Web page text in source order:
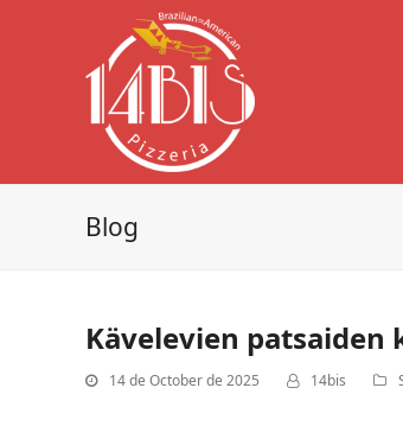
Blog
Kävelevien patsaiden
14 de October de 2025 14bis